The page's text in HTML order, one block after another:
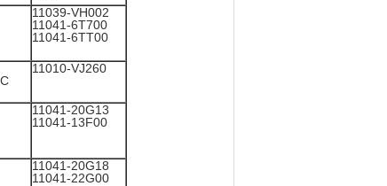
11039-VH002
11041-6T700
11041-6TT00
11010-VJ260
11041-20G13
11041-13F00
11041-20G18
11041-22G00